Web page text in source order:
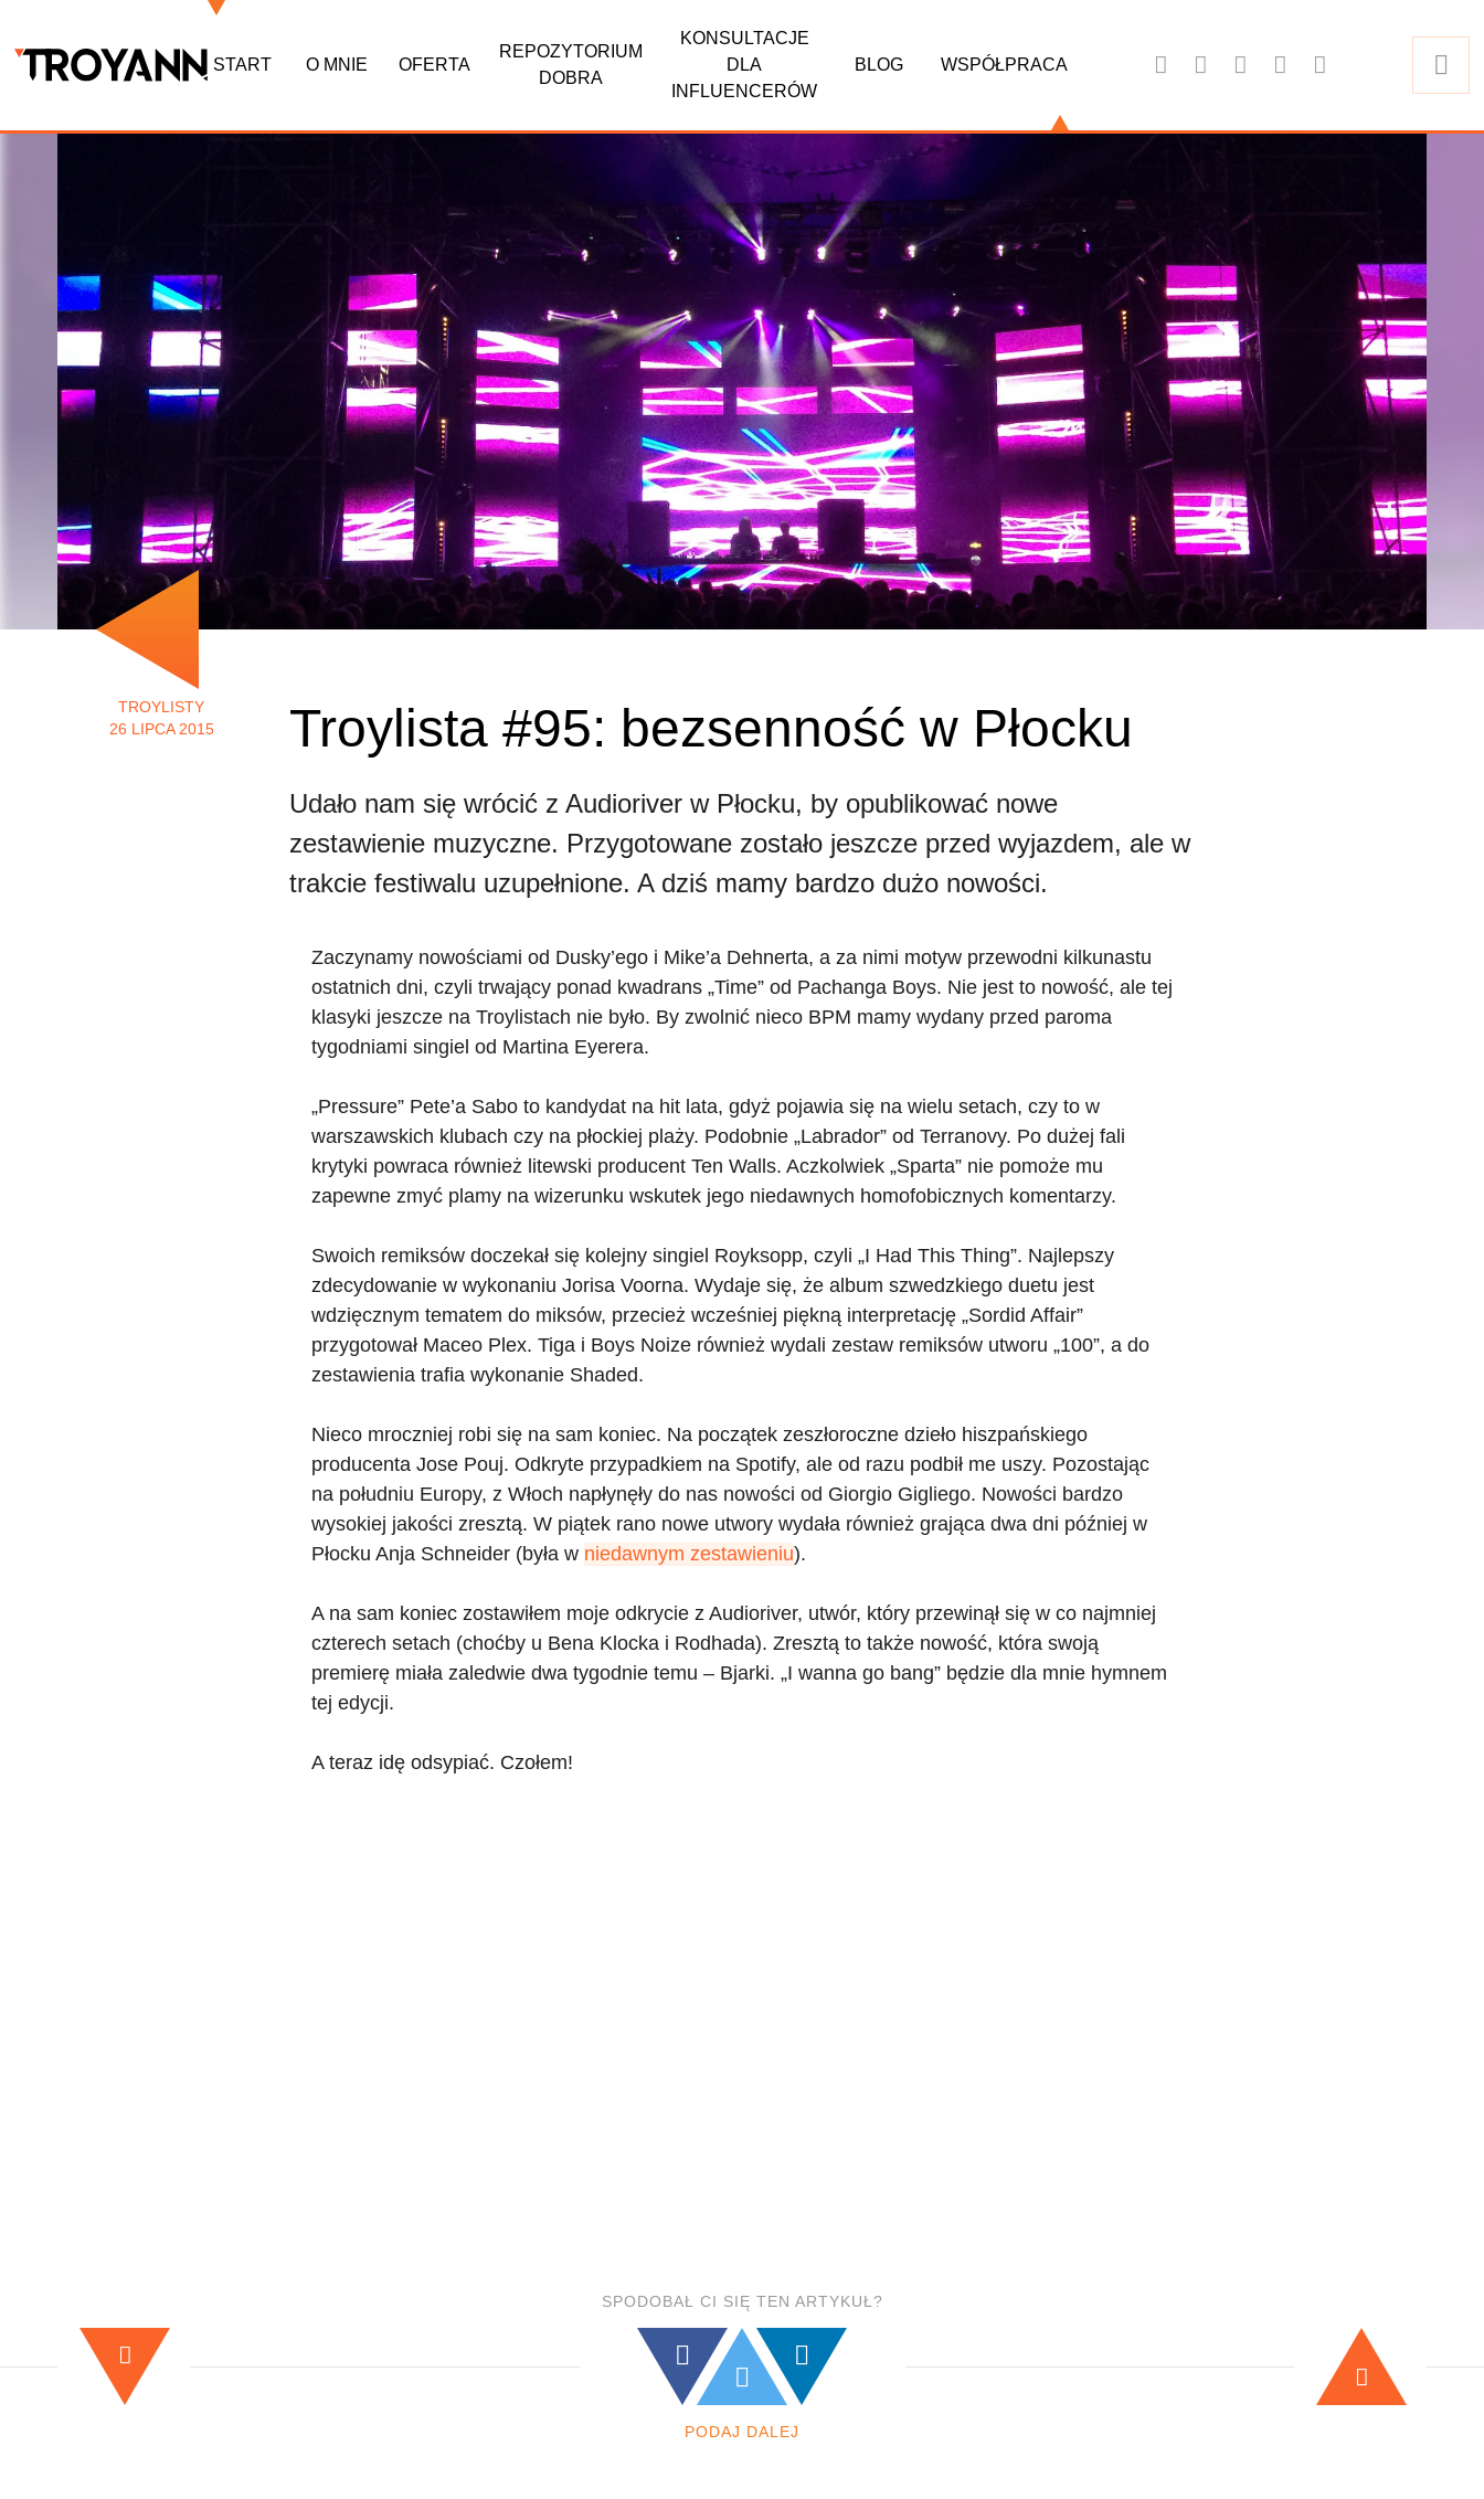
START O MNIE OFERTA
REPOZYTORIUM
DOBRA
KONSULTACJE
DLA
INFLUENCERÓW
BLOG WSPÓŁPRACA
TROYLISTY
26 LIPCA 2015
Troylista #95: bezsenność w Płocku
Udało nam się wrócić z Audioriver w Płocku, by opublikować nowe
zestawienie muzyczne. Przygotowane zostało jeszcze przed wyjazdem, ale w
trakcie festiwalu uzupełnione. A dziś mamy bardzo dużo nowości.
Zaczynamy nowościami od Dusky’ego i Mike’a Dehnerta, a za nimi motyw przewodni kilkunastu
ostatnich dni, czyli trwający ponad kwadrans „Time” od Pachanga Boys. Nie jest to nowość, ale tej
klasyki jeszcze na Troylistach nie było. By zwolnić nieco BPM mamy wydany przed paroma
tygodniami singiel od Martina Eyerera.
„Pressure” Pete’a Sabo to kandydat na hit lata, gdyż pojawia się na wielu setach, czy to w
warszawskich klubach czy na płockiej plaży. Podobnie „Labrador” od Terranovy. Po dużej fali
krytyki powraca również litewski producent Ten Walls. Aczkolwiek „Sparta” nie pomoże mu
zapewne zmyć plamy na wizerunku wskutek jego niedawnych homofobicznych komentarzy.
Swoich remiksów doczekał się kolejny singiel Royksopp, czyli „I Had This Thing”. Najlepszy
zdecydowanie w wykonaniu Jorisa Voorna. Wydaje się, że album szwedzkiego duetu jest
wdzięcznym tematem do miksów, przecież wcześniej piękną interpretację „Sordid Affair”
przygotował Maceo Plex. Tiga i Boys Noize również wydali zestaw remiksów utworu „100”, a do
zestawienia trafia wykonanie Shaded.
Nieco mroczniej robi się na sam koniec. Na początek zeszłoroczne dzieło hiszpańskiego
producenta Jose Pouj. Odkryte przypadkiem na Spotify, ale od razu podbił me uszy. Pozostając
na południu Europy, z Włoch napłynęły do nas nowości od Giorgio Gigliego. Nowości bardzo
wysokiej jakości zresztą. W piątek rano nowe utwory wydała również grająca dwa dni później w
Płocku Anja Schneider (była w niedawnym zestawieniu).
A na sam koniec zostawiłem moje odkrycie z Audioriver, utwór, który przewinął się w co najmniej
czterech setach (choćby u Bena Klocka i Rodhada). Zresztą to także nowość, która swoją
premierę miała zaledwie dwa tygodnie temu – Bjarki. „I wanna go bang” będzie dla mnie hymnem
tej edycji.
A teraz idę odsypiać. Czołem!
SPODOBAŁ CI SIĘ TEN ARTYKUŁ?
PODAJ DALEJ